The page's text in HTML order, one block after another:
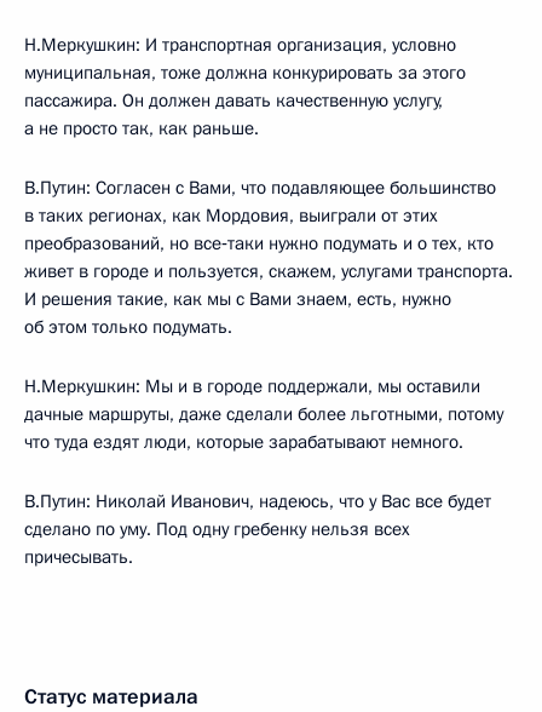
Н.Меркушкин: И транспортная организация, условно
муниципальная, тоже должна конкурировать за этого
пассажира. Он должен давать качественную услугу,
а не просто так, как раньше.
В.Путин: Согласен с Вами, что подавляющее большинство
в таких регионах, как Мордовия, выиграли от этих
преобразований, но все‑таки нужно подумать и о тех, кто
живет в городе и пользуется, скажем, услугами транспорта.
И решения такие, как мы с Вами знаем, есть, нужно
об этом только подумать.
Н.Меркушкин: Мы и в городе поддержали, мы оставили
дачные маршруты, даже сделали более льготными, потому
что туда ездят люди, которые зарабатывают немного.
В.Путин: Николай Иванович, надеюсь, что у Вас все будет
сделано по уму. Под одну гребенку нельзя всех
причесывать.
Статус материала